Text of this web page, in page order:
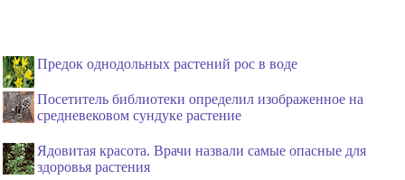
Предок однодольных растений рос в воде
Посетитель библиотеки определил изображенное на
средневековом сундуке растение
Ядовитая красота. Врачи назвали самые опасные для
здоровья растения